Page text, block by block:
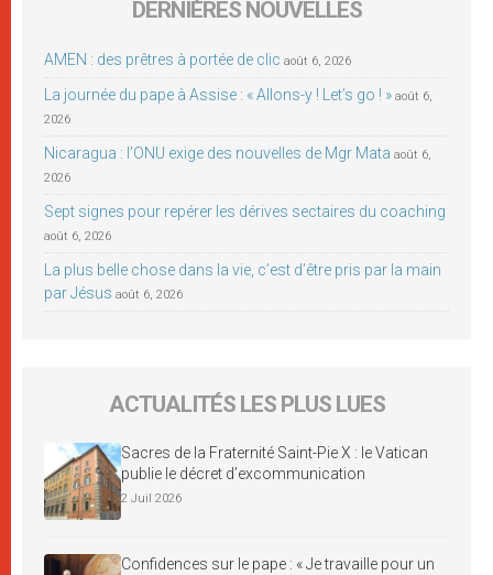
DERNIÈRES NOUVELLES
AMEN : des prêtres à portée de clic août 6, 2026
La journée du pape à Assise : « Allons-y ! Let’s go ! » août 6,
2026
Nicaragua : l’ONU exige des nouvelles de Mgr Mata août 6,
2026
Sept signes pour repérer les dérives sectaires du coaching
août 6, 2026
La plus belle chose dans la vie, c’est d’être pris par la main
par Jésus août 6, 2026
ACTUALITÉS LES PLUS LUES
Sacres de la Fraternité Saint-Pie X : le Vatican
publie le décret d’excommunication
2 Juil 2026
Confidences sur le pape : « Je travaille pour un